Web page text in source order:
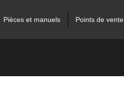
Pièces et manuels Points de vente